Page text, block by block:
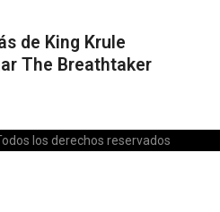
de King Krule
The Breathtaker
los derechos reservados